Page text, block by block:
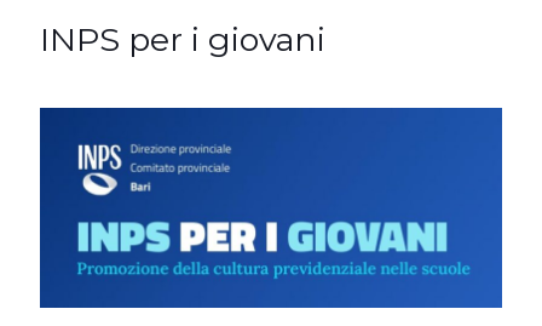
INPS per i giovani